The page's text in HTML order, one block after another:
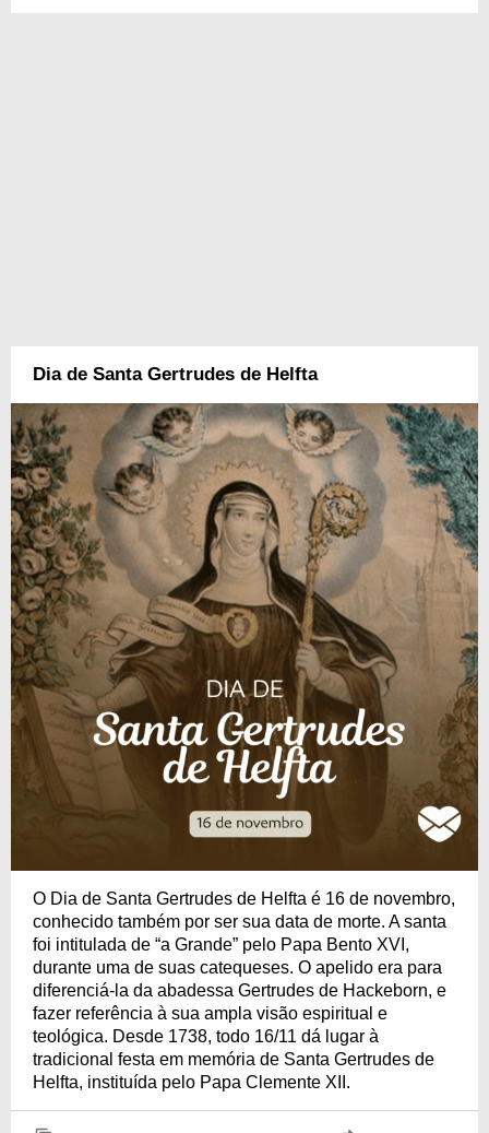
Dia de Santa Gertrudes de Helfta
O Dia de Santa Gertrudes de Helfta é 16 de novembro,
conhecido também por ser sua data de morte. A santa
foi intitulada de “a Grande” pelo Papa Bento XVI,
durante uma de suas catequeses. O apelido era para
diferenciá-la da abadessa Gertrudes de Hackeborn, e
fazer referência à sua ampla visão espiritual e
teológica. Desde 1738, todo 16/11 dá lugar à
tradicional festa em memória de Santa Gertrudes de
Helfta, instituída pelo Papa Clemente XII.